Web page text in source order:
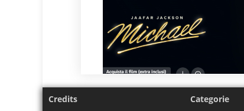
Credits Categorie